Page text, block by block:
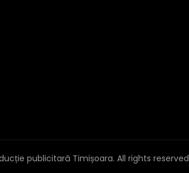
publicitară Timișoara. All rights reserved